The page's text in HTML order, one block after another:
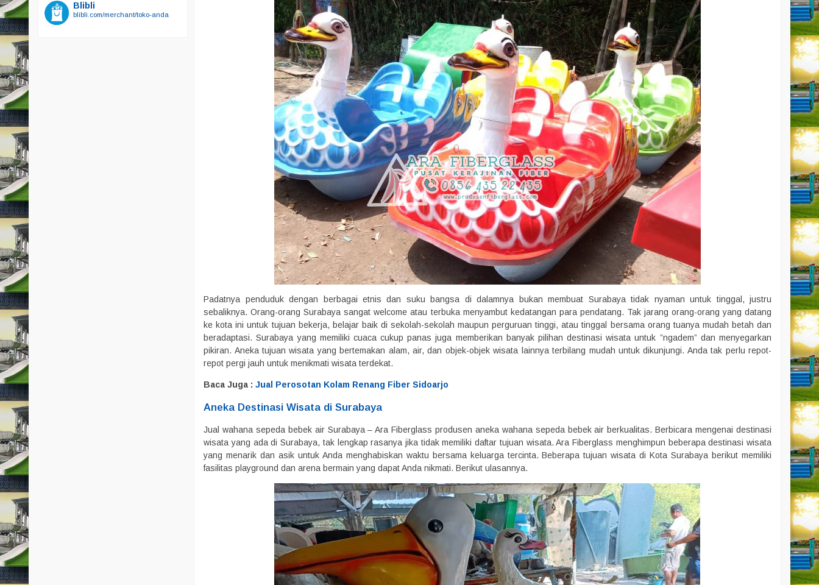
Padatnya penduduk dengan berbagai etnis dan suku bangsa di dalamnya bukan membuat Surabaya tidak nyaman untuk tinggal, justru
sebaliknya. Orang-orang Surabaya sangat welcome atau terbuka menyambut kedatangan para pendatang. Tak jarang orang-orang yang datang
ke kota ini untuk tujuan bekerja, belajar baik di sekolah-sekolah maupun perguruan tinggi, atau tinggal bersama orang tuanya mudah betah dan
beradaptasi. Surabaya yang memiliki cuaca cukup panas juga memberikan banyak pilihan destinasi wisata untuk ”ngadem” dan menyegarkan
pikiran. Aneka tujuan wisata yang bertemakan alam, air, dan objek-objek wisata lainnya terbilang mudah untuk dikunjungi. Anda tak perlu repot-
repot pergi jauh untuk menikmati wisata terdekat.
Baca Juga :Jual Perosotan Kolam Renang Fiber Sidoarjo
Aneka Destinasi Wisata di Surabaya
Jual wahana sepeda bebek air Surabaya – Ara Fiberglass produsen aneka wahana sepeda bebek air berkualitas. Berbicara mengenai destinasi
wisata yang ada di Surabaya, tak lengkap rasanya jika tidak memiliki daftar tujuan wisata. Ara Fiberglass menghimpun beberapa destinasi wisata
yang menarik dan asik untuk Anda menghabiskan waktu bersama keluarga tercinta. Beberapa tujuan wisata di Kota Surabaya berikut memiliki
fasilitas playground dan arena bermain yang dapat Anda nikmati. Berikut ulasannya.
Blibli
blibli.com/merchant/toko-anda